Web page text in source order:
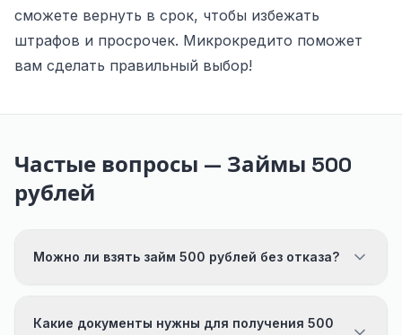
сможете вернуть в срок, чтобы избежать
штрафов и просрочек. Микрокредито поможет
вам сделать правильный выбор!
Частые вопросы — Займы 500
рублей
Можно ли взять займ 500 рублей без отказа?
Какие документы нужны для получения 500